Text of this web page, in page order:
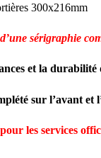
300x216mm
sérigraphie
et la
sur l’avant
les services